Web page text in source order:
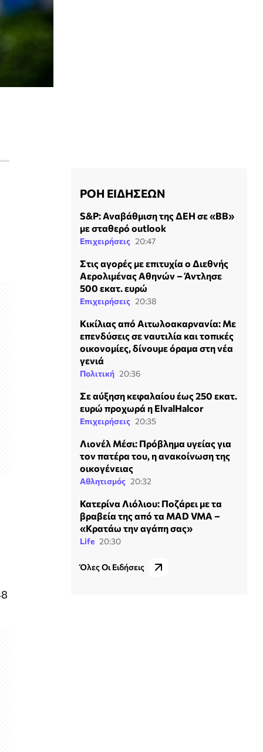
ΡΟΗ ΕΙΔΗΣΕΩΝ
S&P: Αναβάθμιση της ΔΕΗ σε «BB»
με σταθερό outlook
Επιχειρήσεις 20:47
Στις αγορές με επιτυχία ο Διεθνής
Αερολιμένας Αθηνών – Άντλησε
500 εκατ. ευρώ
Επιχειρήσεις 20:38
Κικίλιας από Αιτωλοακαρνανία: Με
επενδύσεις σε ναυτιλία και τοπικές
οικονομίες, δίνουμε όραμα στη νέα
γενιά
Πολιτική 20:36
Σε αύξηση κεφαλαίου έως 250 εκατ.
ευρώ προχωρά η ElvalHalcor
Επιχειρήσεις 20:35
Λιονέλ Μέσι: Πρόβλημα υγείας για
τον πατέρα του, η ανακοίνωση της
οικογένειας
Αθλητισμός 20:32
Κατερίνα Λιόλιου: Ποζάρει με τα
βραβεία της από τα MAD VMA –
«Κρατάω την αγάπη σας»
Life 20:30
Όλες Οι Ειδήσεις